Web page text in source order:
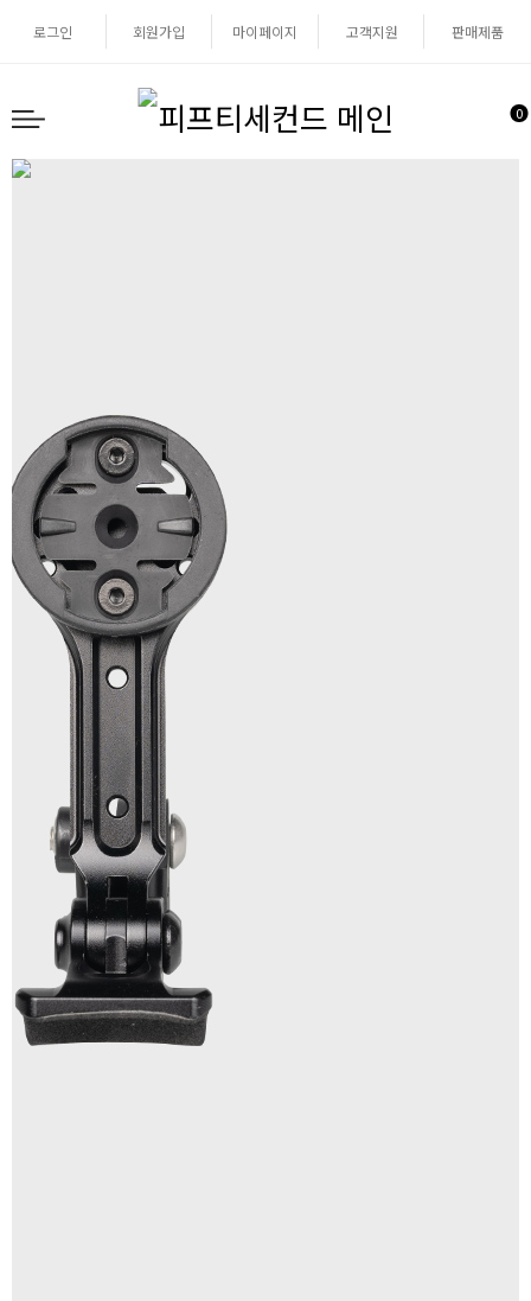
로그인 회원가입 마이페이지 고객지원 판매제품
0